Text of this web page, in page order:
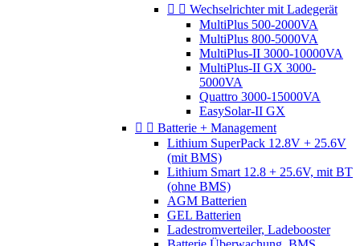
  Wechselrichter mit Ladegerät
MultiPlus 500-2000VA
MultiPlus 800-5000VA
MultiPlus-II 3000-10000VA
MultiPlus-II GX 3000-
5000VA
Quattro 3000-15000VA
EasySolar-II GX
  Batterie + Management
Lithium SuperPack 12.8V + 25.6V
(mit BMS)
Lithium Smart 12.8 + 25.6V, mit BT
(ohne BMS)
AGM Batterien
GEL Batterien
Ladestromverteiler, Ladebooster